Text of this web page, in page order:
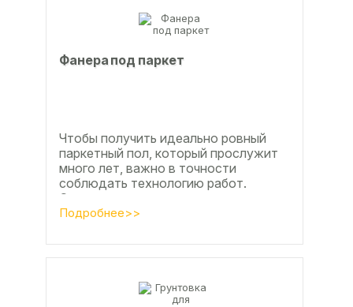
Фанера под паркет
Чтобы получить идеально ровный
паркетный пол, который прослужит
много лет, важно в точности
соблюдать технологию работ.
Сегодня одним из самых простых и
эффективных методов считается...
Подробнее>>